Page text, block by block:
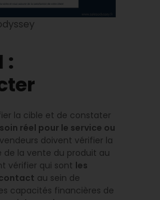
:
la cible et de constater
réel pour le service ou
vendeurs doivent vérifier la
de la vente du produit au
vérifier qui sont les
au sein de
capacités financières de